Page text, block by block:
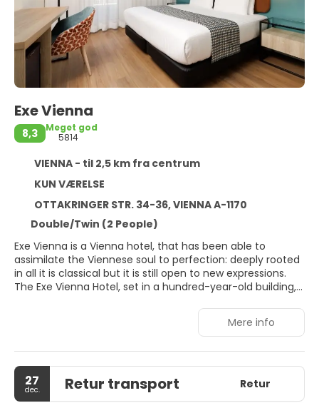
Exe Vienna
8,3
Meget god
5814
VIENNA - til 2,5 km fra centrum
KUN VÆRELSE
OTTAKRINGER STR. 34-36, VIENNA A-1170
Double/Twin (2 People)
Exe Vienna is a Vienna hotel, that has been able to
assimilate the Viennese soul to perfection: deeply rooted
in all it is classical but it is still open to new expressions.
The Exe Vienna Hotel, set in a hundred-year-old building,
to bottom so that its seven floors, its reception rooms
and its guest rooms shine with a modern, tranquil air to
offer the guests the utmost well-being. Located in the
heart of the Hernals, the establishment is endowed with
luxurious attractions, allowing you to enjoy the Austrian
capital like a true emperor. Exe Vienna Hotel has 115 very
comfortable, peaceful rooms. All the rooms have Flat
Mere info
27
dec. Retur transport Retur